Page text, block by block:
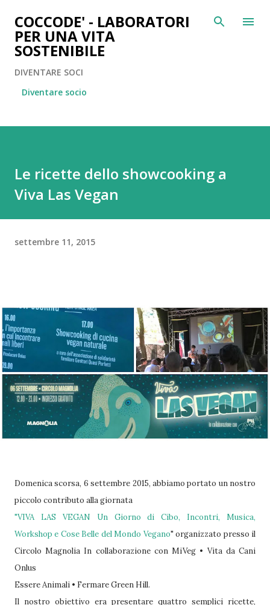
Passa ai contenuti principali
COCCODE' - LABORATORI
PER UNA VITA
SOSTENIBILE
DIVENTARE SOCI
Diventare socio
Le ricette dello showcooking a
Viva Las Vegan
settembre 11, 2015
Domenica scorsa, 6 settembre 2015, abbiamo portato un nostro
piccolo contributo alla giornata
"VIVA LAS VEGAN Un Giorno di Cibo, Incontri, Musica,
Workshop e Cose Belle del Mondo Vegano" organizzato presso il
Circolo Magnolia In collaborazione con MiVeg • Vita da Cani
Onlus
Essere Animali • Fermare Green Hill.
Il nostro obiettivo era presentare quattro semplici ricette,